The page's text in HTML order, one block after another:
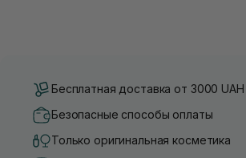
Бесплатная доставка от 3000 UAH
Безопасные способы оплаты
Только оригинальная косметика